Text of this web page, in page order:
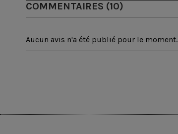
COMMENTAIRES (10)
Aucun avis n'a été publié pour le moment.